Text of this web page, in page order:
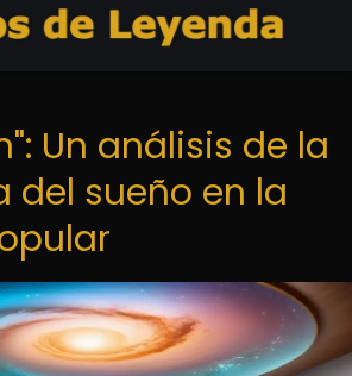
Un análisis de la
del sueño en la